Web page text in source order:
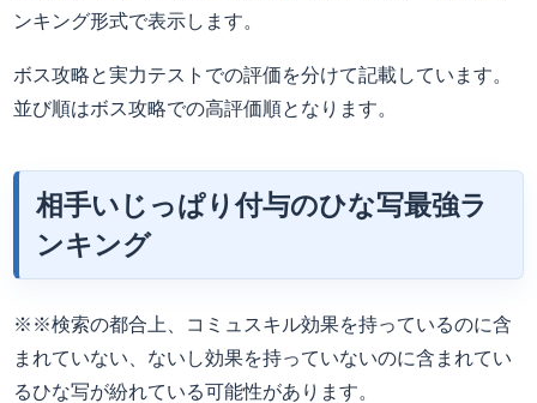
ンキング形式で表示します。
ボス攻略と実力テストでの評価を分けて記載しています。
並び順はボス攻略での高評価順となります。
相手いじっぱり付与のひな写最強ラ
ンキング
※※検索の都合上、コミュスキル効果を持っているのに含
まれていない、ないし効果を持っていないのに含まれてい
るひな写が紛れている可能性があります。